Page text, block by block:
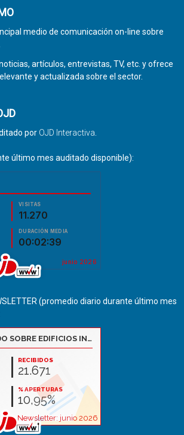
medio de comunicación on-line sobre
artículos, entrevistas, TV, etc. y ofrece
y actualizada sobre el sector.
por OJD Interactiva
último mes auditado disponible):
(promedio diario durante último mes